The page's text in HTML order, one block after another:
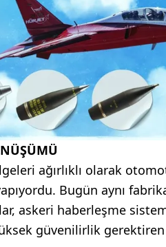
ağırlıklı olarak
Bugün aynı
askeri haberleşme
güvenilirlik